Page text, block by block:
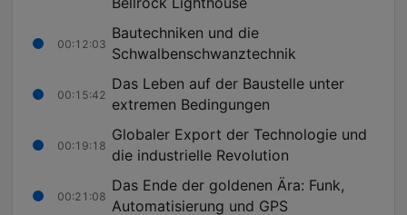
00:12:03
Bautechniken und die
Schwalbenschwanztechnik
00:15:42
Das Leben auf der Baustelle unter
extremen Bedingungen
00:19:18
Globaler Export der Technologie und
die industrielle Revolution
00:21:08
Das Ende der goldenen Ära: Funk,
Automatisierung und GPS